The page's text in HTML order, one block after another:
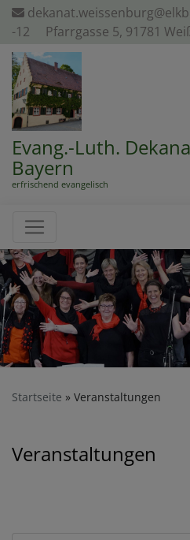
Direkt
zum
-12
Pfarrgasse 5, 91781
Evang.-Luth.
Bayern
erfrischend evangelisch
Hauptnavigation
Startseite Veranstaltungen
Veranstaltungen